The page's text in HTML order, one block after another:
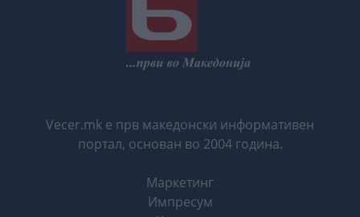
Vecer.mk е прв македонски информативен
портал, основан во 2004 година.
Маркетинг
Импресум